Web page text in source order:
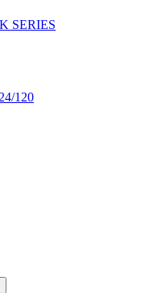
SERIES
120